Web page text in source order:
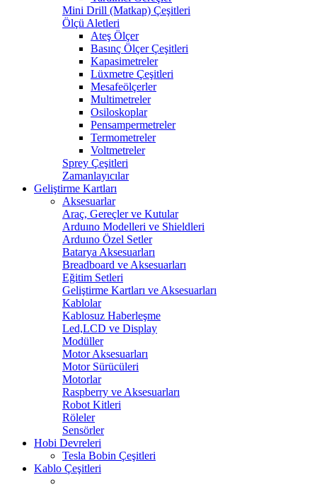
Mini Drill (Matkap) Çeşitleri
Ölçü Aletleri
Ateş Ölçer
Basınç Ölçer Çeşitleri
Kapasimetreler
Lüxmetre Çeşitleri
Mesafeölçerler
Multimetreler
Osiloskoplar
Pensampermetreler
Termometreler
Voltmetreler
Sprey Çeşitleri
Zamanlayıcılar
Geliştirme Kartları
Aksesuarlar
Araç, Gereçler ve Kutular
Arduıno Modelleri ve Shieldleri
Arduıno Özel Setler
Batarya Aksesuarları
Breadboard ve Aksesuarları
Eğitim Setleri
Geliştirme Kartları ve Aksesuarları
Kablolar
Kablosuz Haberleşme
Led,LCD ve Display
Modüller
Motor Aksesuarları
Motor Sürücüleri
Motorlar
Raspberry ve Aksesuarları
Robot Kitleri
Röleler
Sensörler
Hobi Devreleri
Tesla Bobin Çeşitleri
Kablo Çeşitleri